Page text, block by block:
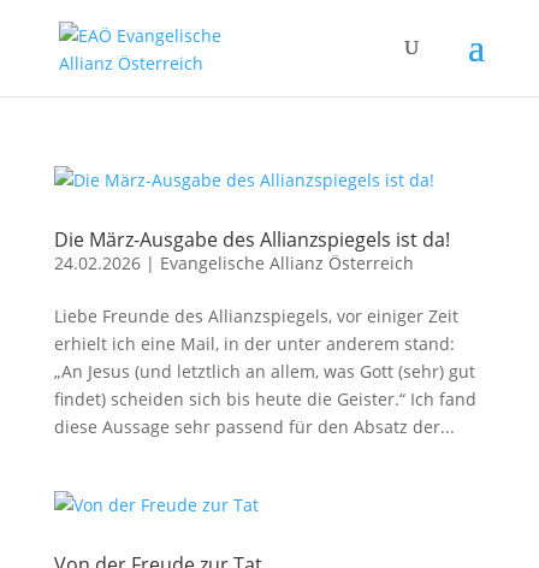
Die März-Ausgabe des Allianzspiegels ist da!
24.02.2026| Evangelische Allianz Österreich
Liebe Freunde des Allianzspiegels, vor einiger Zeit
erhielt ich eine Mail, in der unter anderem stand:
„An Jesus (und letztlich an allem, was Gott (sehr) gut
findet) scheiden sich bis heute die Geister.“ Ich fand
diese Aussage sehr passend für den Absatz der...